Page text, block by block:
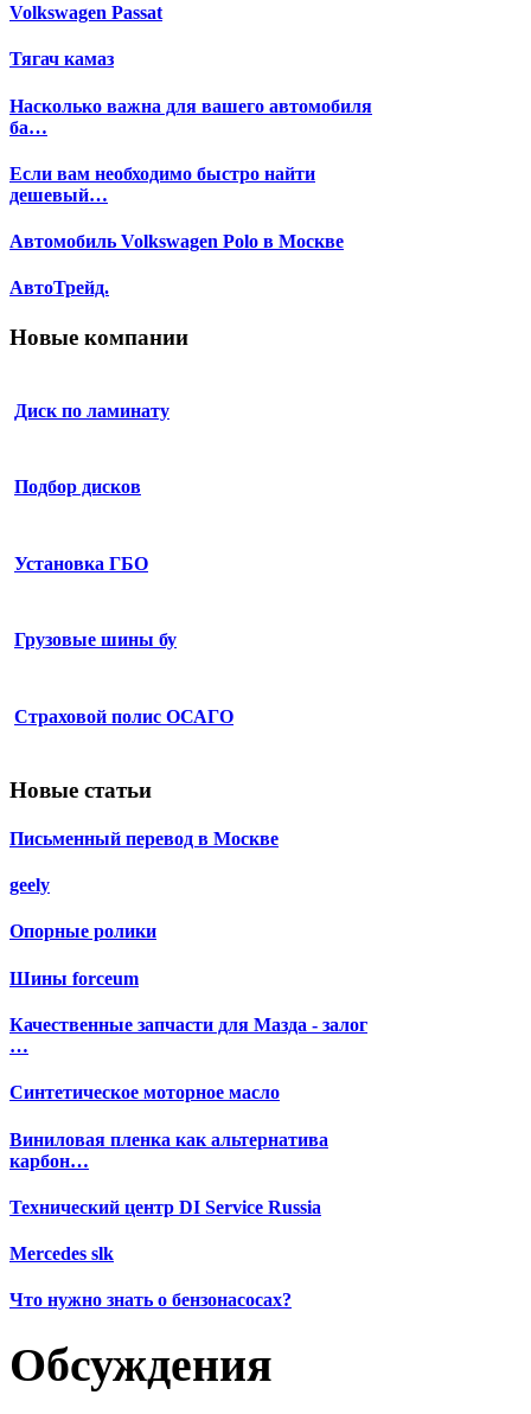
Volkswagen Passat
Тягач камаз
Насколько важна для вашего автомобиля
ба…
Если вам необходимо быстро найти
дешевый…
Автомобиль Volkswagen Polo в Москве
АвтоТрейд.
Новые компании
Диск по ламинату
Подбор дисков
Установка ГБО
Грузовые шины бу
Страховой полис ОСАГО
Новые статьи
Письменный перевод в Москве
geely
Опорные ролики
Шины forceum
Качественные запчасти для Мазда - залог
…
Синтетическое моторное масло
Виниловая пленка как альтернатива
карбон…
Технический центр DI Service Russia
Mercedes slk
Что нужно знать о бензонасосах?
Обсуждения